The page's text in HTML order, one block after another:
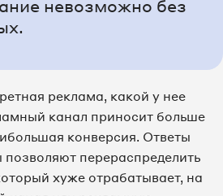
невозможно без
реклама, какой у нее
канал приносит больше
конверсия. Ответы
позволяют перераспределить
хуже отрабатывает, на